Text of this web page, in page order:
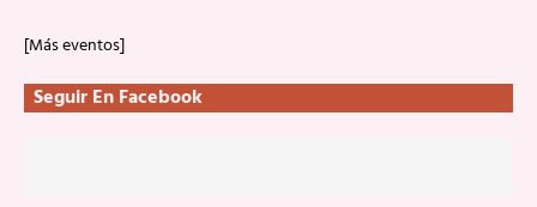
[Más eventos]
Seguir En Facebook